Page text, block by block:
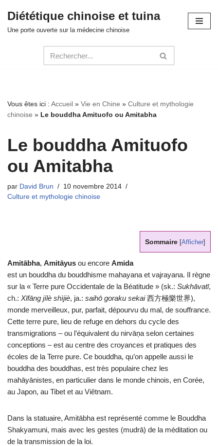
Aller
Diététique chinoise et tuina
Une porte ouverte sur la médecine chinoise
Vous êtes ici : Accueil » Vie en Chine » Culture et mythologie
chinoise » Le bouddha Amituofo ou Amitabha
Le bouddha Amituofo
ou Amitabha
par David Brun
10 novembre 2014
Culture et mythologie chinoise
Sommaire [Afficher]
Amitābha, Amitāyus ou encore Amida
est un bouddha du bouddhisme mahayana et vajrayana. Il règne
sur la « Terre pure Occidentale de la Béatitude » (sk.: Sukhāvatī,
ch.: Xīfāng jílè shìjiè, ja.: saihō goraku sekai西方極樂世界),
monde merveilleux, pur, parfait, dépourvu du mal, de souffrance.
Cette terre pure, lieu de refuge en dehors du cycle des
transmigrations – ou l’équivalent du nirvāņa selon certaines
conceptions – est au centre des croyances et pratiques des
écoles de la Terre pure. Ce bouddha, qu’on appelle aussi le
bouddha des bouddhas, est très populaire chez les
mahāyānistes, en particulier dans le monde chinois, en Corée,
au Japon, au Tibet et au Viêtnam.
Dans la statuaire, Amitābha est représenté comme le Bouddha
Shakyamuni, mais avec les gestes (mudrā) de la méditation ou
de la transmission de la loi.